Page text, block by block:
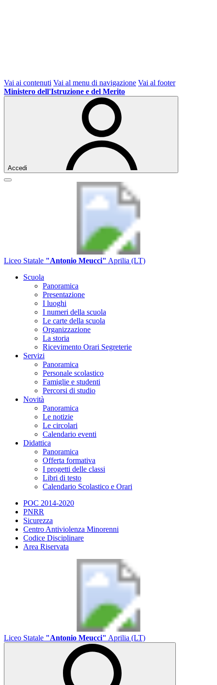
Vai ai contenuti Vai al menu di navigazione Vai al footer
Ministero dell'Istruzione e del Merito
Accedi
Liceo Statale "Antonio Meucci" Aprilia (LT)
Scuola
Panoramica
Presentazione
I luoghi
I numeri della scuola
Le carte della scuola
Organizzazione
La storia
Ricevimento Orari Segreterie
Servizi
Panoramica
Personale scolastico
Famiglie e studenti
Percorsi di studio
Novità
Panoramica
Le notizie
Le circolari
Calendario eventi
Didattica
Panoramica
Offerta formativa
I progetti delle classi
Libri di testo
Calendario Scolastico e Orari
POC 2014-2020
PNRR
Sicurezza
Centro Antiviolenza Minorenni
Codice Disciplinare
Area Riservata
Liceo Statale "Antonio Meucci" Aprilia (LT)